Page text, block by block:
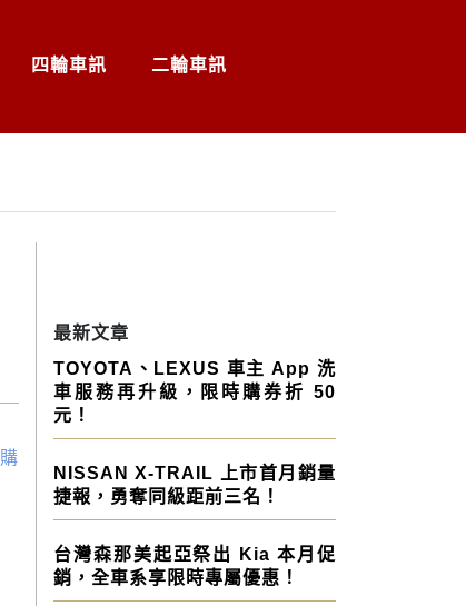
四輪車訊 二輪車訊
最新文章
TOYOTA、LEXUS 車主 App 洗
車服務再升級，限時購券折 50
元！
NISSAN X-TRAIL 上市首月銷量
捷報，勇奪同級距前三名！
台灣森那美起亞祭出 Kia 本月促
銷，全車系享限時專屬優惠！